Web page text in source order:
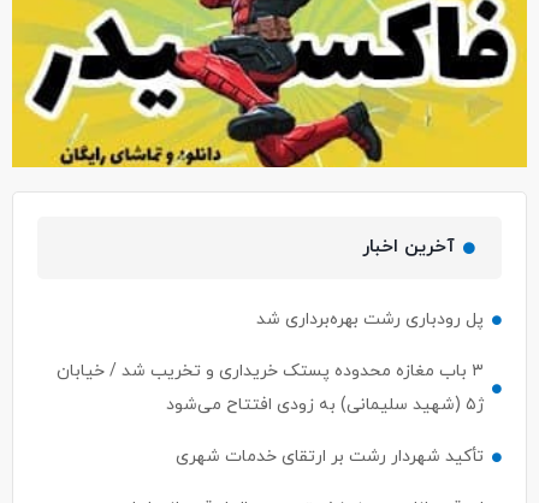
آخرین اخبار
پل رودباری رشت بهره‌برداری شد
۳ باب مغازه محدوده پستک خریداری و تخریب شد / خیابان
ژ۵ (شهید سلیمانی) به زودی افتتاح می‌شود
تأکید شهردار رشت بر ارتقای خدمات شهری